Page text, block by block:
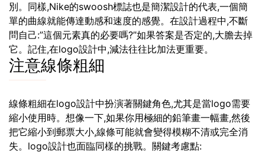
別。同樣,Nike的swoosh標誌也是簡潔設計的代表,一個簡
單的曲線就能傳達動感和速度的感覺。在設計過程中,不斷
問自己:”這個元素真的必要嗎?”如果答案是否定的,大膽去掉
它。記住,在logo設計中,減法往往比加法更重要。
注意線條粗細
線條粗細在logo設計中扮演著關鍵角色,尤其是當logo需要
縮小使用時。想像一下,如果你用極細的鉛筆畫一幅畫,然後
把它縮小到郵票大小,線條可能就會變得模糊不清或完全消
失。logo設計也面臨同樣的挑戰。關鍵考慮點: